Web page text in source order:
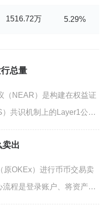
1516.72万 5.29%
总量
（NEAR）是构建在权益证
）共识机制上的Layer1公链
，初
出
原OKEx）进行币币交易卖
流程是登录账户、将资产转
户、选择对应交